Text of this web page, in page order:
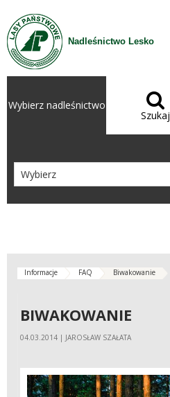
Przejdź do treści
Nadleśnictwo Lesko
Wybierz nadleśnictwo 
Szukaj
Informacje FAQ Biwakowanie
BIWAKOWANIE
04.03.2014 | JAROSŁAW SZAŁATA